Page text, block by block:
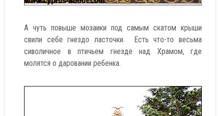
А чуть повыше мозаики под самым скатом крыши
свили себе гнездо ласточки. Есть что-то весьма
сиволичное в птичьем гнезде над Храмом, где
молятся о даровании ребенка.